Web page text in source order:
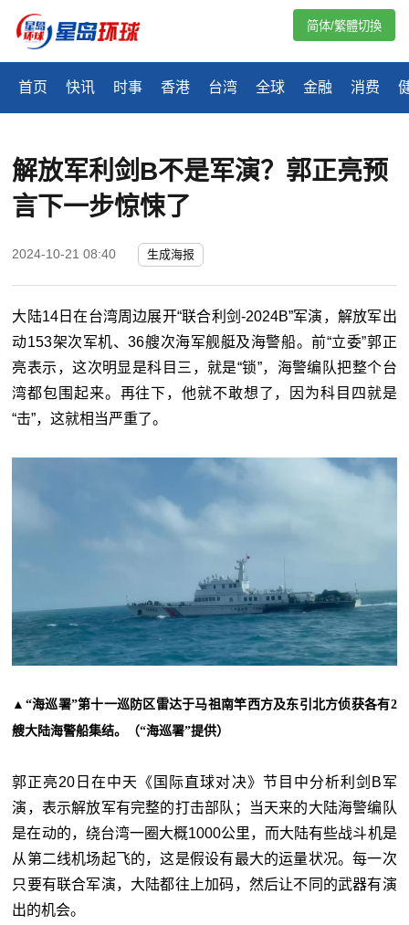
首页 快讯 时事 香港 台湾 全球 金融 消费
简体/繁體切換
解放军利剑B不是军演？郭正亮预
言下一步惊悚了
2024-10-21 08:40 生成海报
大陆14日在台湾周边展开“联合利剑-2024B”军演，解放军出
动153架次军机、36艘次海军舰艇及海警船。前“立委”郭正
亮表示，这次明显是科目三，就是“锁”，海警编队把整个台
湾都包围起来。再往下，他就不敢想了，因为科目四就是
“击”，这就相当严重了。
▲“海巡署”第十一巡防区雷达于马祖南竿西方及东引北方侦获各有2
艘大陆海警船集结。（“海巡署”提供）
郭正亮20日在中天《国际直球对决》节目中分析利剑B军
演，表示解放军有完整的打击部队；当天来的大陆海警编队
是在动的，绕台湾一圈大概1000公里，而大陆有些战斗机是
从第二线机场起飞的，这是假设有最大的运量状况。每一次
只要有联合军演，大陆都往上加码，然后让不同的武器有演
出的机会。